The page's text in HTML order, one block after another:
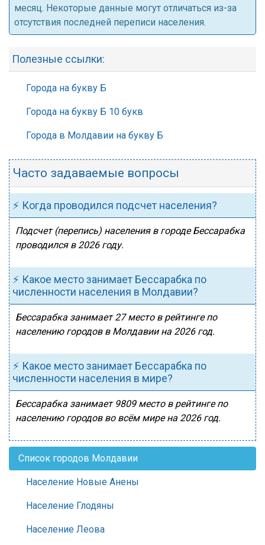
месяц. Некоторые данные могут отличаться из-за
отсутствия последней переписи населения.
Полезные ссылки:
Города на букву Б
Города на букву Б 10 букв
Города в Молдавии на букву Б
Часто задаваемые вопросы
⚡ Когда проводился подсчет населения?
Подсчет (перепись) населения в городе Бессарабка
проводился в 2026 году.
⚡ Какое место занимает Бессарабка по
численности населения в Молдавии?
Бессарабка занимает 27 место в рейтинге по
населению городов в Молдавии на 2026 год.
⚡ Какое место занимает Бессарабка по
численности населения в мире?
Бессарабка занимает 9809 место в рейтинге по
населению городов во всём мире на 2026 год.
Список городов Молдавии
Население Новые Анены
Население Глодяны
Население Леова